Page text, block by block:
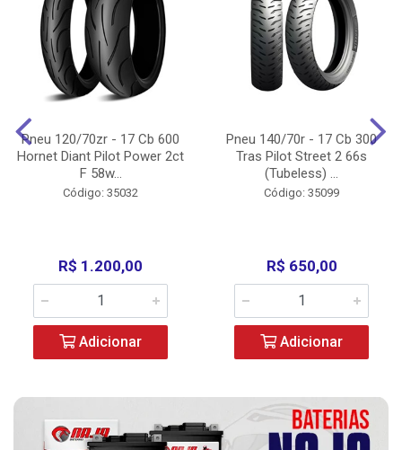
Pneu 120/70zr - 17 Cb 600
Hornet Diant Pilot Power 2ct
F 58w...
Código: 35032
R$ 1.200,00
Adicionar
Pneu 140/70r - 17 Cb 300
Tras Pilot Street 2 66s
(Tubeless) ...
Código: 35099
R$ 650,00
Adicionar